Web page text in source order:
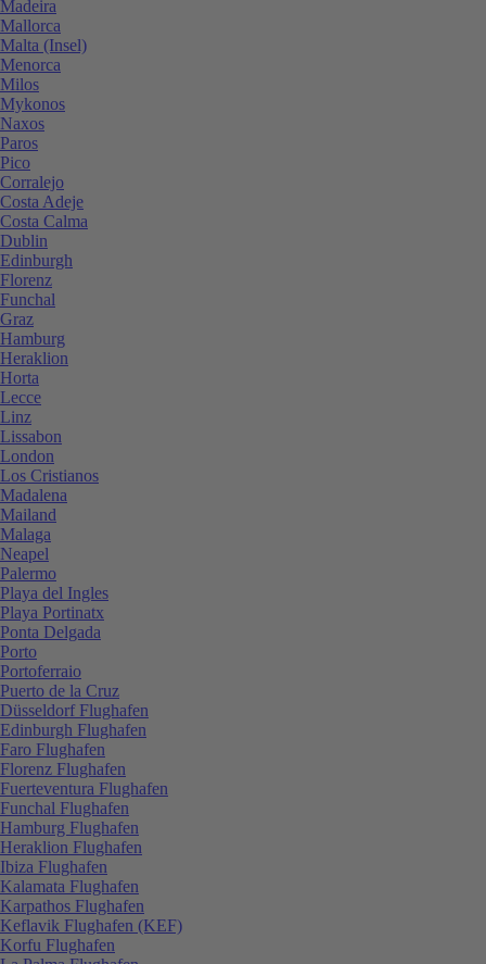
Madeira
Mallorca
Malta (Insel)
Menorca
Milos
Mykonos
Naxos
Paros
Pico
Corralejo
Costa Adeje
Costa Calma
Dublin
Edinburgh
Florenz
Funchal
Graz
Hamburg
Heraklion
Horta
Lecce
Linz
Lissabon
London
Los Cristianos
Madalena
Mailand
Malaga
Neapel
Palermo
Playa del Ingles
Playa Portinatx
Ponta Delgada
Porto
Portoferraio
Puerto de la Cruz
Düsseldorf Flughafen
Edinburgh Flughafen
Faro Flughafen
Florenz Flughafen
Fuerteventura Flughafen
Funchal Flughafen
Hamburg Flughafen
Heraklion Flughafen
Ibiza Flughafen
Kalamata Flughafen
Karpathos Flughafen
Keflavik Flughafen (KEF)
Korfu Flughafen